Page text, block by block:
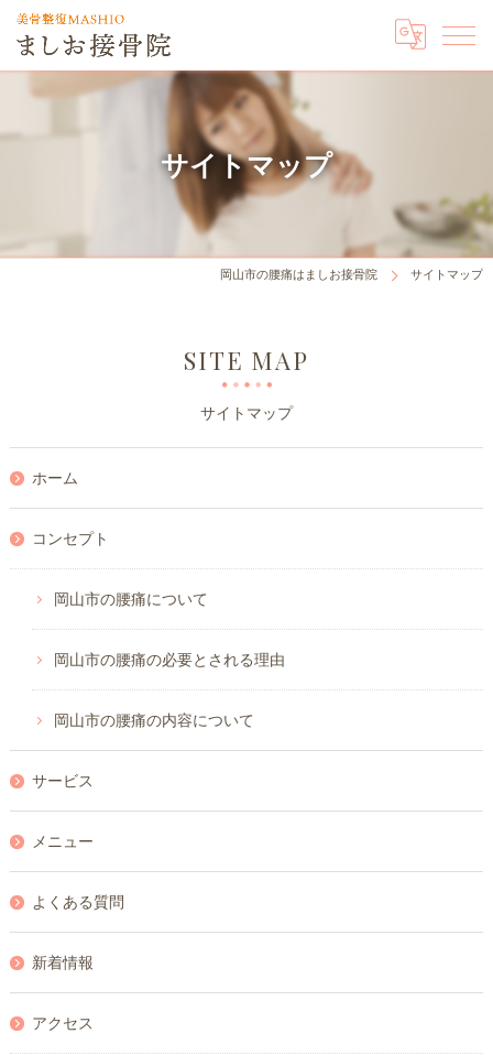
サイトマップ
岡山市の腰痛はましお接骨院 サイトマップ
サイトマップ
SITE MAP
ホーム
コンセプト
岡山市の腰痛について
岡山市の腰痛の必要とされる理由
岡山市の腰痛の内容について
サービス
メニュー
よくある質問
新着情報
アクセス